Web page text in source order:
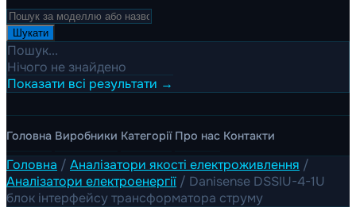
Шукати
Пошук...
Нічого не знайдено
Показати всі результати →
Головна Виробники Категорії Про нас Контакти
Головна / Аналізатори якості електроживлення /
Аналізатори електроенергії / Danisense DSSIU-4-1U
блок інтерфейсу трансформатора струму